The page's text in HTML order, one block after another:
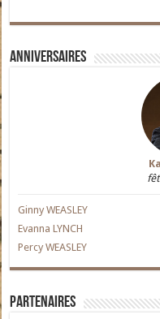
Anniversaires
Ginny WEASLEY
Evanna LYNCH
Percy WEASLEY
Partenaires